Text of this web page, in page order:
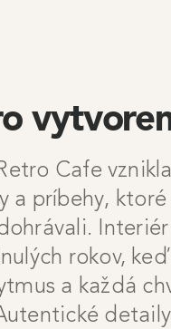
Cafe
a príbehy,
rokov,
a každá